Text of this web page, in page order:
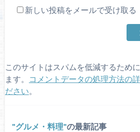
新しい投稿をメールで受け取る
このサイトはスパムを低減するため
ます。
コメントデータの処理方法の
ださい。
グルメ・料理 の最新記事